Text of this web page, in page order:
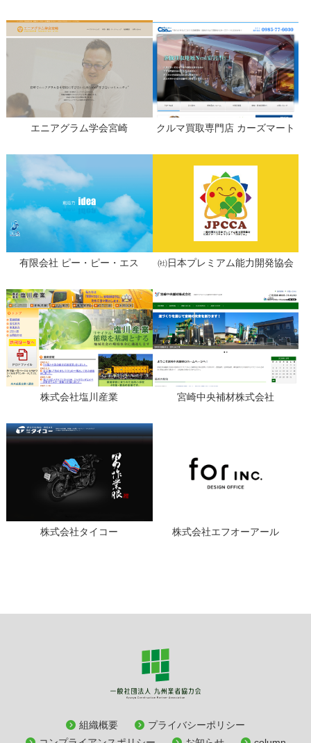
エニアグラム学会宮崎 クルマ買取専門店 カーズマート
有限会社 ピー・ピー・エス ㈳日本プレミアム能力開発協会
株式会社塩川産業 宮崎中央補材株式会社
株式会社タイコー 株式会社エフオーアール
組織概要
プライバシーポリシー